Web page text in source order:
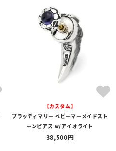
【カスタム】
ブラッディマリー ベビーマーメイドスト
ーンピアス w/アイオライト
38,500